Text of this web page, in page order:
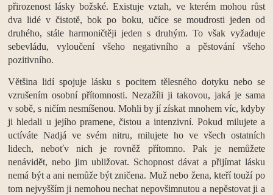
přirozenost lásky božské. Existuje vztah, ve kterém mohou růst
dva lidé v čistotě, bok po boku, učíce se moudrosti jeden od
druhého, stále harmoničtěji jeden s druhým. To však vyžaduje
sebevládu, vyloučení všeho negativního a pěstování všeho
pozitivního.
Většina lidí spojuje lásku s pocitem tělesného dotyku nebo se
vzrušením osobní přítomnosti. Nezažíli ji takovou, jaká je sama
v sobě, s ničím nesmíšenou. Mohli by jí získat mnohem víc, kdyby
ji hledali u jejího pramene, čistou a intenzivní. Pokud milujete a
uctíváte Nadjá ve svém nitru, milujete ho ve všech ostatních
lidech, neboťv nich je rovněž přítomno. Pak je nemůžete
nenávidět, nebo jim ubližovat. Schopnost dávat a přijímat lásku
nemá být a ani nemůže být zničena. Muž nebo žena, kteří touží po
tom nejvyšším ji nemohou nechat nepovšimnutou a nepěstovat ji a